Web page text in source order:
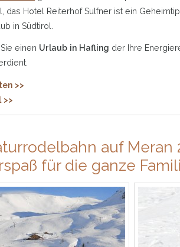
das Hotel Reiterhof Sulfner ist ein
in Südtirol.
einen Urlaub in Hafling der Ihre
>>
>>
auf Meran
für die ganze